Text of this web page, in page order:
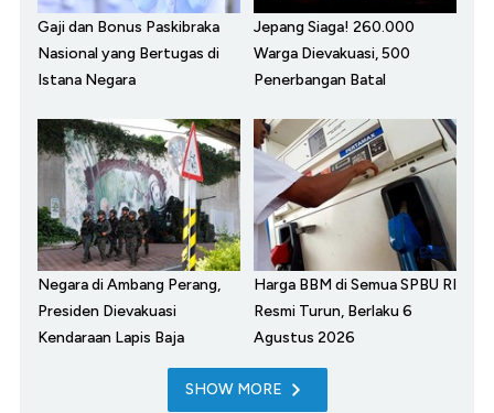
Gaji dan Bonus Paskibraka
Nasional yang Bertugas di
Istana Negara
Jepang Siaga! 260.000
Warga Dievakuasi, 500
Penerbangan Batal
Negara di Ambang Perang,
Presiden Dievakuasi
Kendaraan Lapis Baja
Harga BBM di Semua SPBU RI
Resmi Turun, Berlaku 6
Agustus 2026
SHOW MORE